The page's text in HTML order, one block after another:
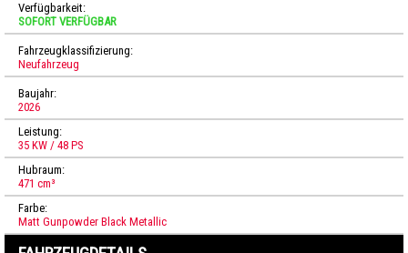
Verfügbarkeit:
SOFORT VERFÜGBAR
Fahrzeugklassifizierung:
Neufahrzeug
Baujahr:
2026
Leistung:
35 KW / 48 PS
Hubraum:
471 cm³
Farbe:
Matt Gunpowder Black Metallic